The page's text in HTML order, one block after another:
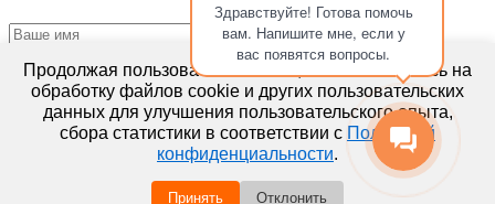
Здравствуйте! Готова помочь
вам. Напишите мне, если у
вас появятся вопросы.
Отправляя запрос, Вы подтверждаете согласие наобработку
персональных данных*
Отправляя запрос, Вы подтверждаете согласие на обработку
персональных данных*
Продолжая пользоваться сайтом, вы соглашаетесь на
обработку файлов cookie и других пользовательских
данных для улучшения пользовательского опыта,
сбора статистики в соответствии с Политикой
конфиденциальности.
Принять Отклонить